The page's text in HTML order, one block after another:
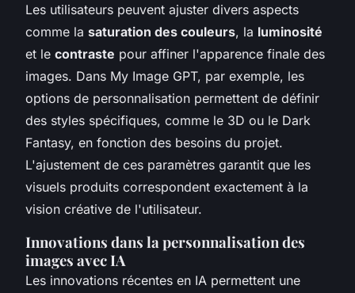
Les utilisateurs peuvent ajuster divers aspects
comme la saturation des couleurs, la luminosité
et le contraste pour affiner l'apparence finale des
images. Dans My Image GPT, par exemple, les
options de personnalisation permettent de définir
des styles spécifiques, comme le 3D ou le Dark
Fantasy, en fonction des besoins du projet.
L'ajustement de ces paramètres garantit que les
visuels produits correspondent exactement à la
vision créative de l'utilisateur.
Innovations dans la personnalisation des
images avec IA
Les innovations récentes en IA permettent une